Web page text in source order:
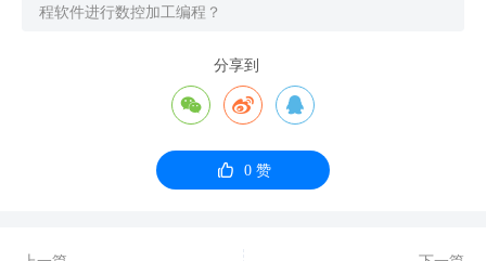
程软件进行数控加工编程？
分享到
  
 0赞